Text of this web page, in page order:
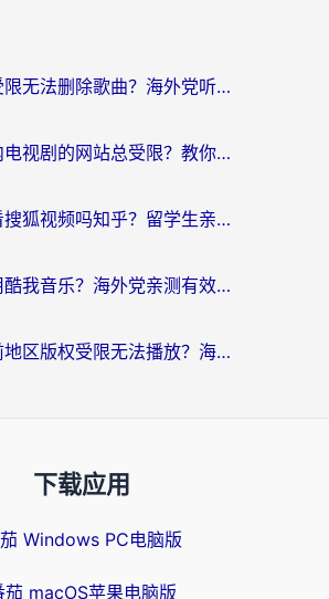
酷狗权限受限无法删除歌曲？海外党听国内音乐的终极解决方案来了
海外看国内电视剧的网站总受限？教你选对回国加速器，轻松追热剧
海外可以看搜狐视频吗知乎？留学生亲测有效的回国加速器选择指南
国外怎么用酷我音乐？海外党亲测有效的回国加速方案，附千千音乐中文歌收听指南
爱奇艺当前地区版权受限无法播放？海外党追剧看电影的终极解决方案来了
下载应用
Windows PC电脑版
茄 macOS苹果电脑版